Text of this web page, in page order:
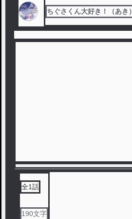
ちぐさくん大好き！（あき）
全1話
190文字